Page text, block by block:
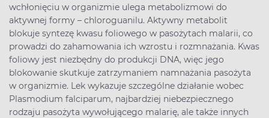
wchłonięciu w organizmie ulega metabolizmowi do
aktywnej formy – chloroguanilu. Aktywny metabolit
blokuje syntezę kwasu foliowego w pasożytach malarii, co
prowadzi do zahamowania ich wzrostu i rozmnażania. Kwas
foliowy jest niezbędny do produkcji DNA, więc jego
blokowanie skutkuje zatrzymaniem namnażania pasożyta
w organizmie. Lek wykazuje szczególne działanie wobec
Plasmodium falciparum, najbardziej niebezpiecznego
rodzaju pasożyta wywołującego malarię, ale także innych